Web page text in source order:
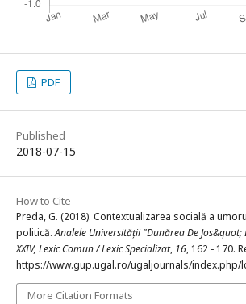
PDF
Published
2018-07-15
How to Cite
Preda, G. (2018). Contextualizarea socială a
politică.Analele Universității "Dunărea De Jos&quot;
XXIV, Lexic Comun / Lexic Specializat, 16, 162 - 170.
https://www.gup.ugal.ro/ugaljournals/index.php/
More Citation Formats